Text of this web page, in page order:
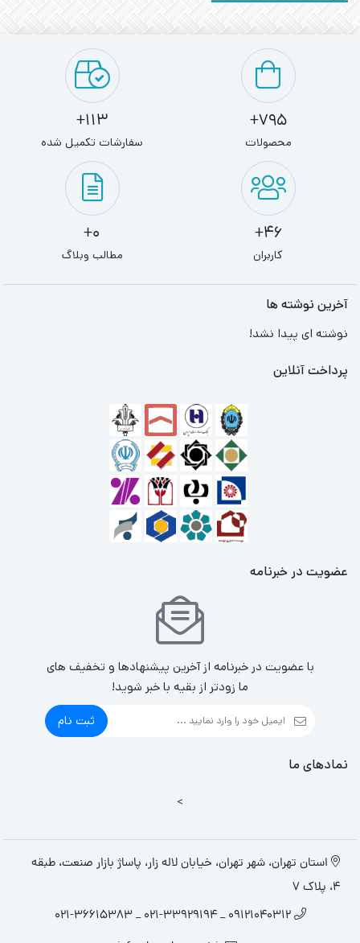
795+
محصولات
113+
سفارشات تکمیل شده
46+
کاربران
0+
مطالب وبلاگ
آخرین نوشته ها
نوشته ای پیدا نشد!
پرداخت آنلاین
عضویت در خبرنامه
با عضویت در خبرنامه از آخرین پیشنهادها و تخفیف های
ما زودتر از بقیه با خبر شوید!
ثبت نام
نمادهای ما
>
استان تهران، شهر تهران، خیابان لاله زار، پاساژ بازار صنعت، طبقه
4، پلاک 7
09121040312 _ 021-33929194 _ 021-36615383